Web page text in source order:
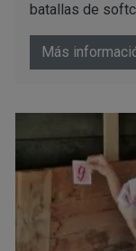
batallas de
Más